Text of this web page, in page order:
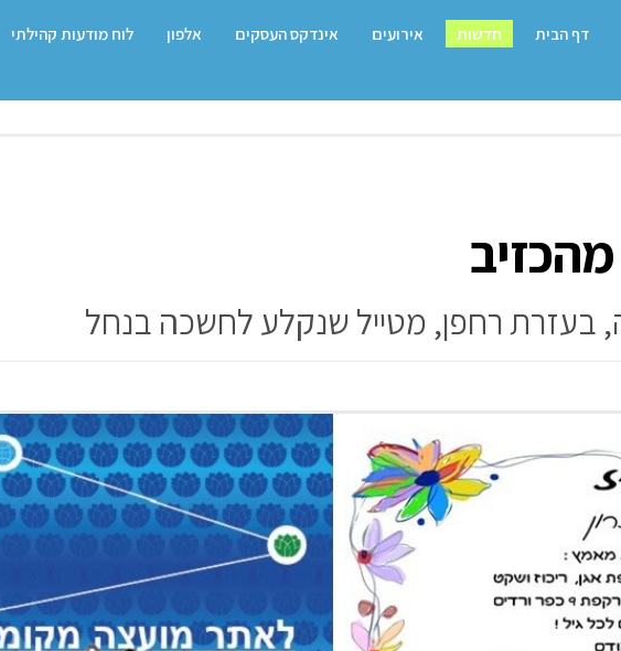
דף הבית חדשות אירועים אינדקס העסקים אלפון לוח מודעות קהילתי
בעזרת רחפן, מטייל שנקלע לחשכה בנחל